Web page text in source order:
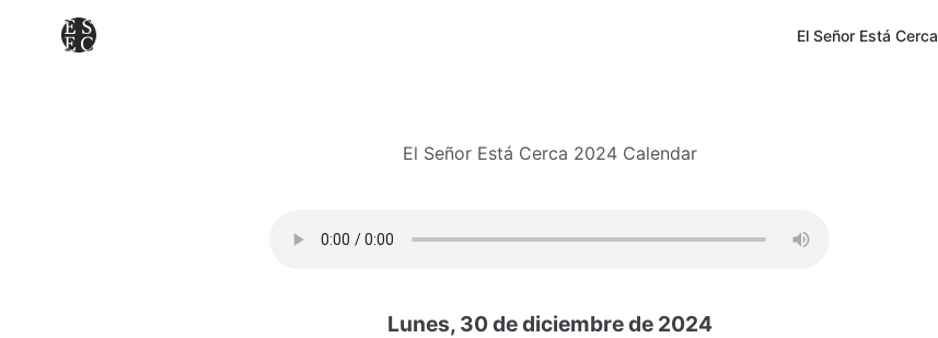
El Señor Está Cerca
El Señor Está Cerca 2024 Calendar
Lunes, 30 de diciembre de 2024